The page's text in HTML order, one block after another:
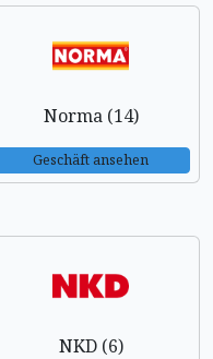
Norma (14)
Geschäft ansehen
NKD (6)